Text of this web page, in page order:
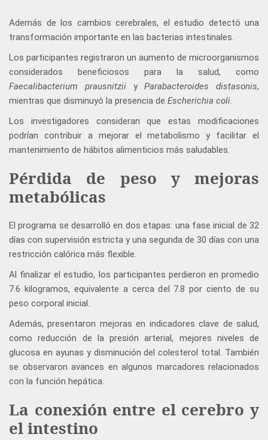
Además de los cambios cerebrales, el estudio detectó una
transformación importante en las bacterias intestinales.
Los participantes registraron un aumento de microorganismos
considerados beneficiosos para la salud, como
Faecalibacterium prausnitziiyParabacteroides distasonis,
mientras que disminuyó la presencia de Escherichia coli.
Los investigadores consideran que estas modificaciones
podrían contribuir a mejorar el metabolismo y facilitar el
mantenimiento de hábitos alimenticios más saludables.
Pérdida de peso y mejoras
metabólicas
El programa se desarrolló en dos etapas: una fase inicial de 32
días con supervisión estricta y una segunda de 30 días con una
restricción calórica más flexible.
Al finalizar el estudio, los participantes perdieron en promedio
7.6 kilogramos, equivalente a cerca del 7.8 por ciento de su
peso corporal inicial.
Además, presentaron mejoras en indicadores clave de salud,
como reducción de la presión arterial, mejores niveles de
glucosa en ayunas y disminución del colesterol total. También
se observaron avances en algunos marcadores relacionados
con la función hepática.
La conexión entre el cerebro y
el intestino